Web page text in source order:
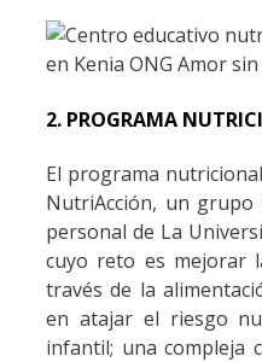
2. PROGRAMA
El programa
NutriAcción, un
personal de La
cuyo reto es mejorar
través de la
en atajar el riesgo
infantil; una compleja